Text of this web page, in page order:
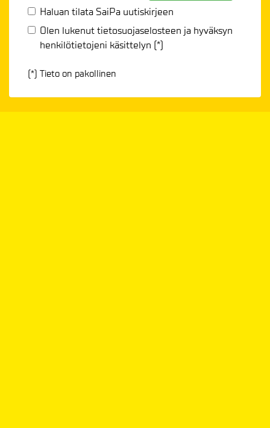
Haluan tilata SaiPa uutiskirjeen
Olen lukenuttietosuojaselosteen ja hyväksyn
henkilötietojeni käsittelyn (*)
(*) Tieto on pakollinen